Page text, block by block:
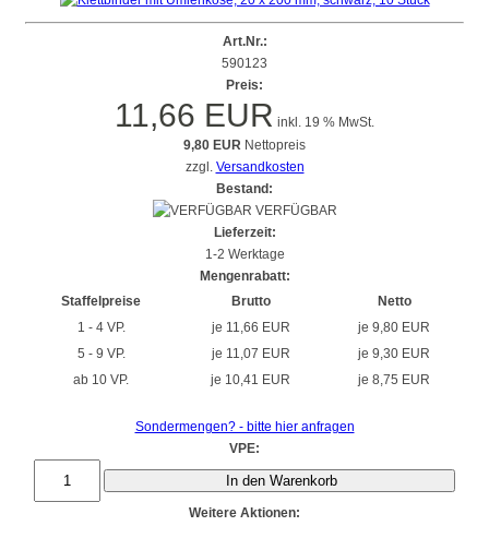
Art.Nr.:
590123
Preis:
11,66 EUR inkl. 19 % MwSt.
9,80 EUR Nettopreis
zzgl. Versandkosten
Bestand:
VERFÜGBAR
Lieferzeit:
1-2 Werktage
Mengenrabatt:
Staffelpreise
Brutto
Netto
1 - 4 VP.
je 11,66 EUR
je 9,80 EUR
5 - 9 VP.
je 11,07 EUR
je 9,30 EUR
ab 10 VP.
je 10,41 EUR je 8,75 EUR
Sondermengen? - bitte hier anfragen
VPE:
In den Warenkorb
Weitere Aktionen: